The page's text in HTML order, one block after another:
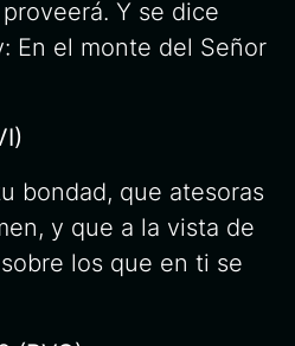
Y se dice
En el monte del Señor
bondad, que atesoras
y que a la vista de
los que en ti se